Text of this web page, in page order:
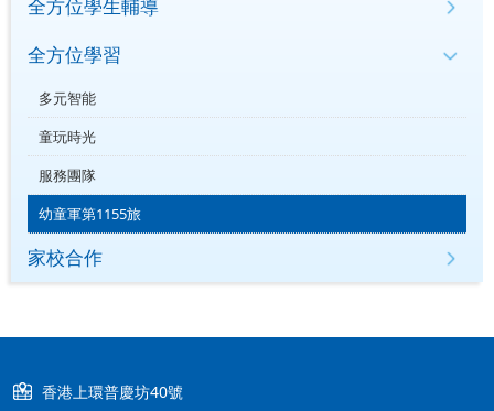
全方位學生輔導
全方位學習
多元智能
童玩時光
服務團隊
幼童軍第1155旅
家校合作
香港上環普慶坊40號